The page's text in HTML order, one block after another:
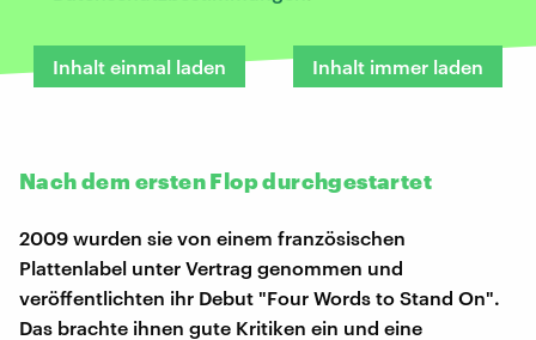
Inhalt einmal laden Inhalt immer laden
Nach dem ersten Flop durchgestartet
2009 wurden sie von einem französischen
Plattenlabel unter Vertrag genommen und
veröffentlichten ihr Debut "Four Words to Stand On".
Das brachte ihnen gute Kritiken ein und eine